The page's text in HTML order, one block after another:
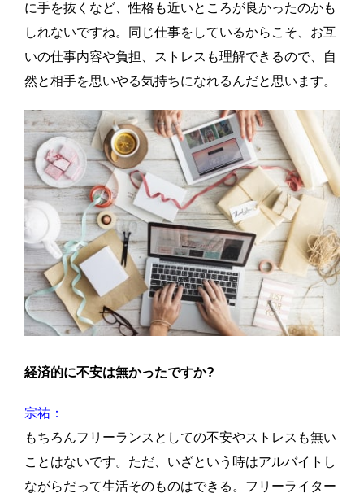
に手を抜くなど、性格も近いところが良かったのかも
しれないですね。同じ仕事をしているからこそ、お互
いの仕事内容や負担、ストレスも理解できるので、自
然と相手を思いやる気持ちになれるんだと思います。
経済的に不安は無かったですか?
宗祐：
もちろんフリーランスとしての不安やストレスも無い
ことはないです。ただ、いざという時はアルバイトし
ながらだって生活そのものはできる。フリーライター